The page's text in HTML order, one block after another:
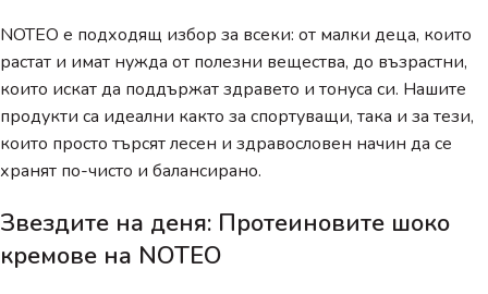
NOTEO е подходящ избор за всеки: от малки деца, които
растат и имат нужда от полезни вещества, до възрастни,
които искат да поддържат здравето и тонуса си. Нашите
продукти са идеални както за спортуващи, така и за тези,
които просто търсят лесен и здравословен начин да се
хранят по-чисто и балансирано.
Звездите на деня: Протеиновите шоко
кремове на NOTEO